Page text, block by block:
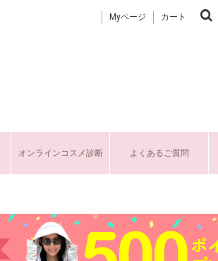
Myページ カート
オンラインコスメ診断 よくあるご質問